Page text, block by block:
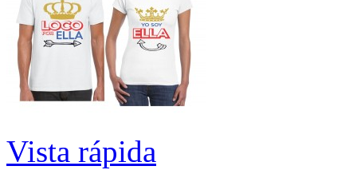
Vista rápida